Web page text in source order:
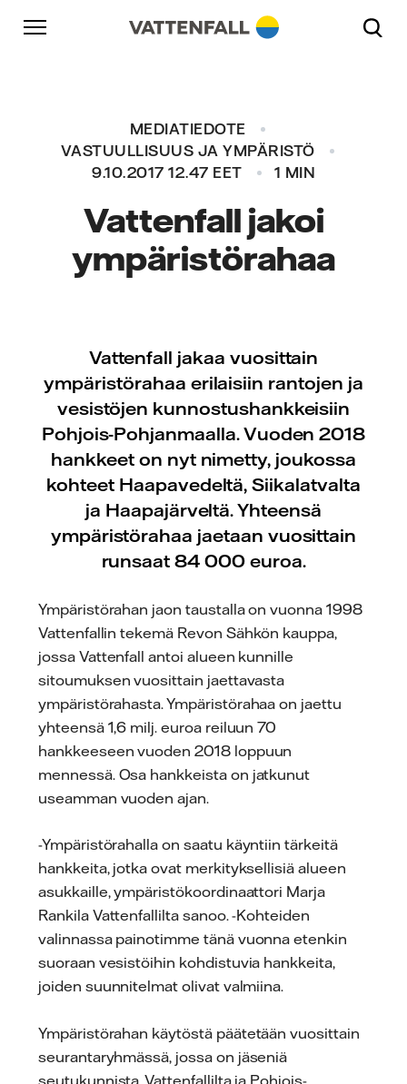
Skip to content
Päänavigaatioon
Siirry alatunnisteeseen
MEDIATIEDOTE
VASTUULLISUUS JA YMPÄRISTÖ
9.10.2017 12.47 EET
1 MIN
Vattenfall jakoi
ympäristörahaa
Vattenfall jakaa vuosittain
ympäristörahaa erilaisiin rantojen ja
vesistöjen kunnostushankkeisiin
Pohjois-Pohjanmaalla. Vuoden 2018
hankkeet on nyt nimetty, joukossa
kohteet Haapavedeltä, Siikalatvalta
ja Haapajärveltä. Yhteensä
ympäristörahaa jaetaan vuosittain
runsaat 84 000 euroa.
Ympäristörahan jaon taustalla on vuonna 1998
Vattenfallin tekemä Revon Sähkön kauppa,
jossa Vattenfall antoi alueen kunnille
sitoumuksen vuosittain jaettavasta
ympäristörahasta. Ympäristörahaa on jaettu
yhteensä 1,6 milj. euroa reiluun 70
hankkeeseen vuoden 2018 loppuun
mennessä. Osa hankkeista on jatkunut
useamman vuoden ajan.
-Ympäristörahalla on saatu käyntiin tärkeitä
hankkeita, jotka ovat merkityksellisiä alueen
asukkaille, ympäristökoordinaattori Marja
Rankila Vattenfallilta sanoo. -Kohteiden
valinnassa painotimme tänä vuonna etenkin
suoraan vesistöihin kohdistuvia hankkeita,
joiden suunnitelmat olivat valmiina.
Ympäristörahan käytöstä päätetään vuosittain
seurantaryhmässä, jossa on jäseniä
seutukunnista, Vattenfallilta ja Pohjois-
Päänavigaatioon